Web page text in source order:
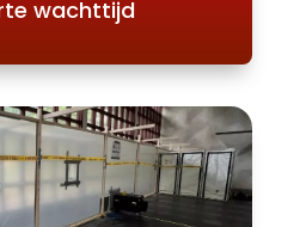
wachttijd